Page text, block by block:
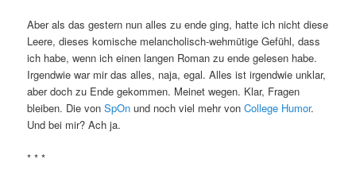
Aber als das gestern nun alles zu ende ging, hatte ich nicht diese
Leere, dieses komische melancholisch-wehmütige Gefühl, dass
ich habe, wenn ich einen langen Roman zu ende gelesen habe.
Irgendwie war mir das alles, naja, egal. Alles ist irgendwie unklar,
aber doch zu Ende gekommen. Meinet wegen. Klar, Fragen
bleiben. Die vonSpOn und noch viel mehr vonCollege Humor.
Und bei mir? Ach ja.
* * *